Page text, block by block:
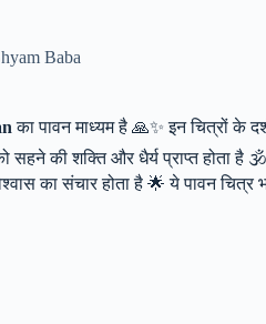
Baba
का पावन माध्यम है 🙏✨ इन चित्रों के
सहने की शक्ति और धैर्य प्राप्त होता है 🕉️
का संचार होता है 🌟 ये पावन चित्र